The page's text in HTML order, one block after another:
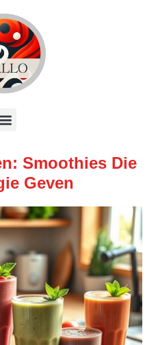
Smoothies Die
Geven